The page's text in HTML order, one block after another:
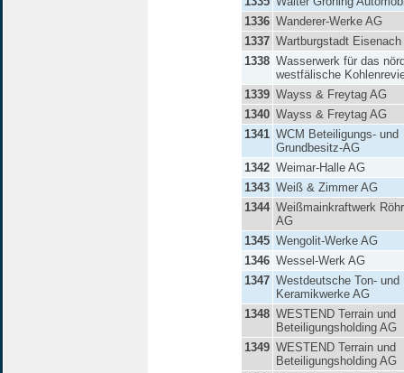
1336 Wanderer-Werke AG
1337 Wartburgstadt Eisenach
1338 Wasserwerk für das
westfälische
1339 Wayss & Freytag AG
1340 Wayss & Freytag AG
1341 WCM Beteiligungs- und
Grundbesitz-AG
1342 Weimar-Halle AG
1343 Weiß & Zimmer AG
1344 Weißmainkraftwerk
AG
1345 Wengolit-Werke AG
1346 Wessel-Werk AG
1347 Westdeutsche Ton- und
Keramikwerke AG
1348 WESTEND Terrain und
Beteiligungsholding AG
1349 WESTEND Terrain und
Beteiligungsholding AG